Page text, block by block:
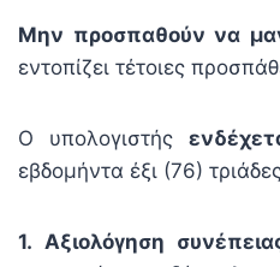
Μην προσπαθούν να
εντοπίζει τέτοιες
Ο υπολογιστής
εβδομήντα έξι (76)
1. Αξιολόγηση